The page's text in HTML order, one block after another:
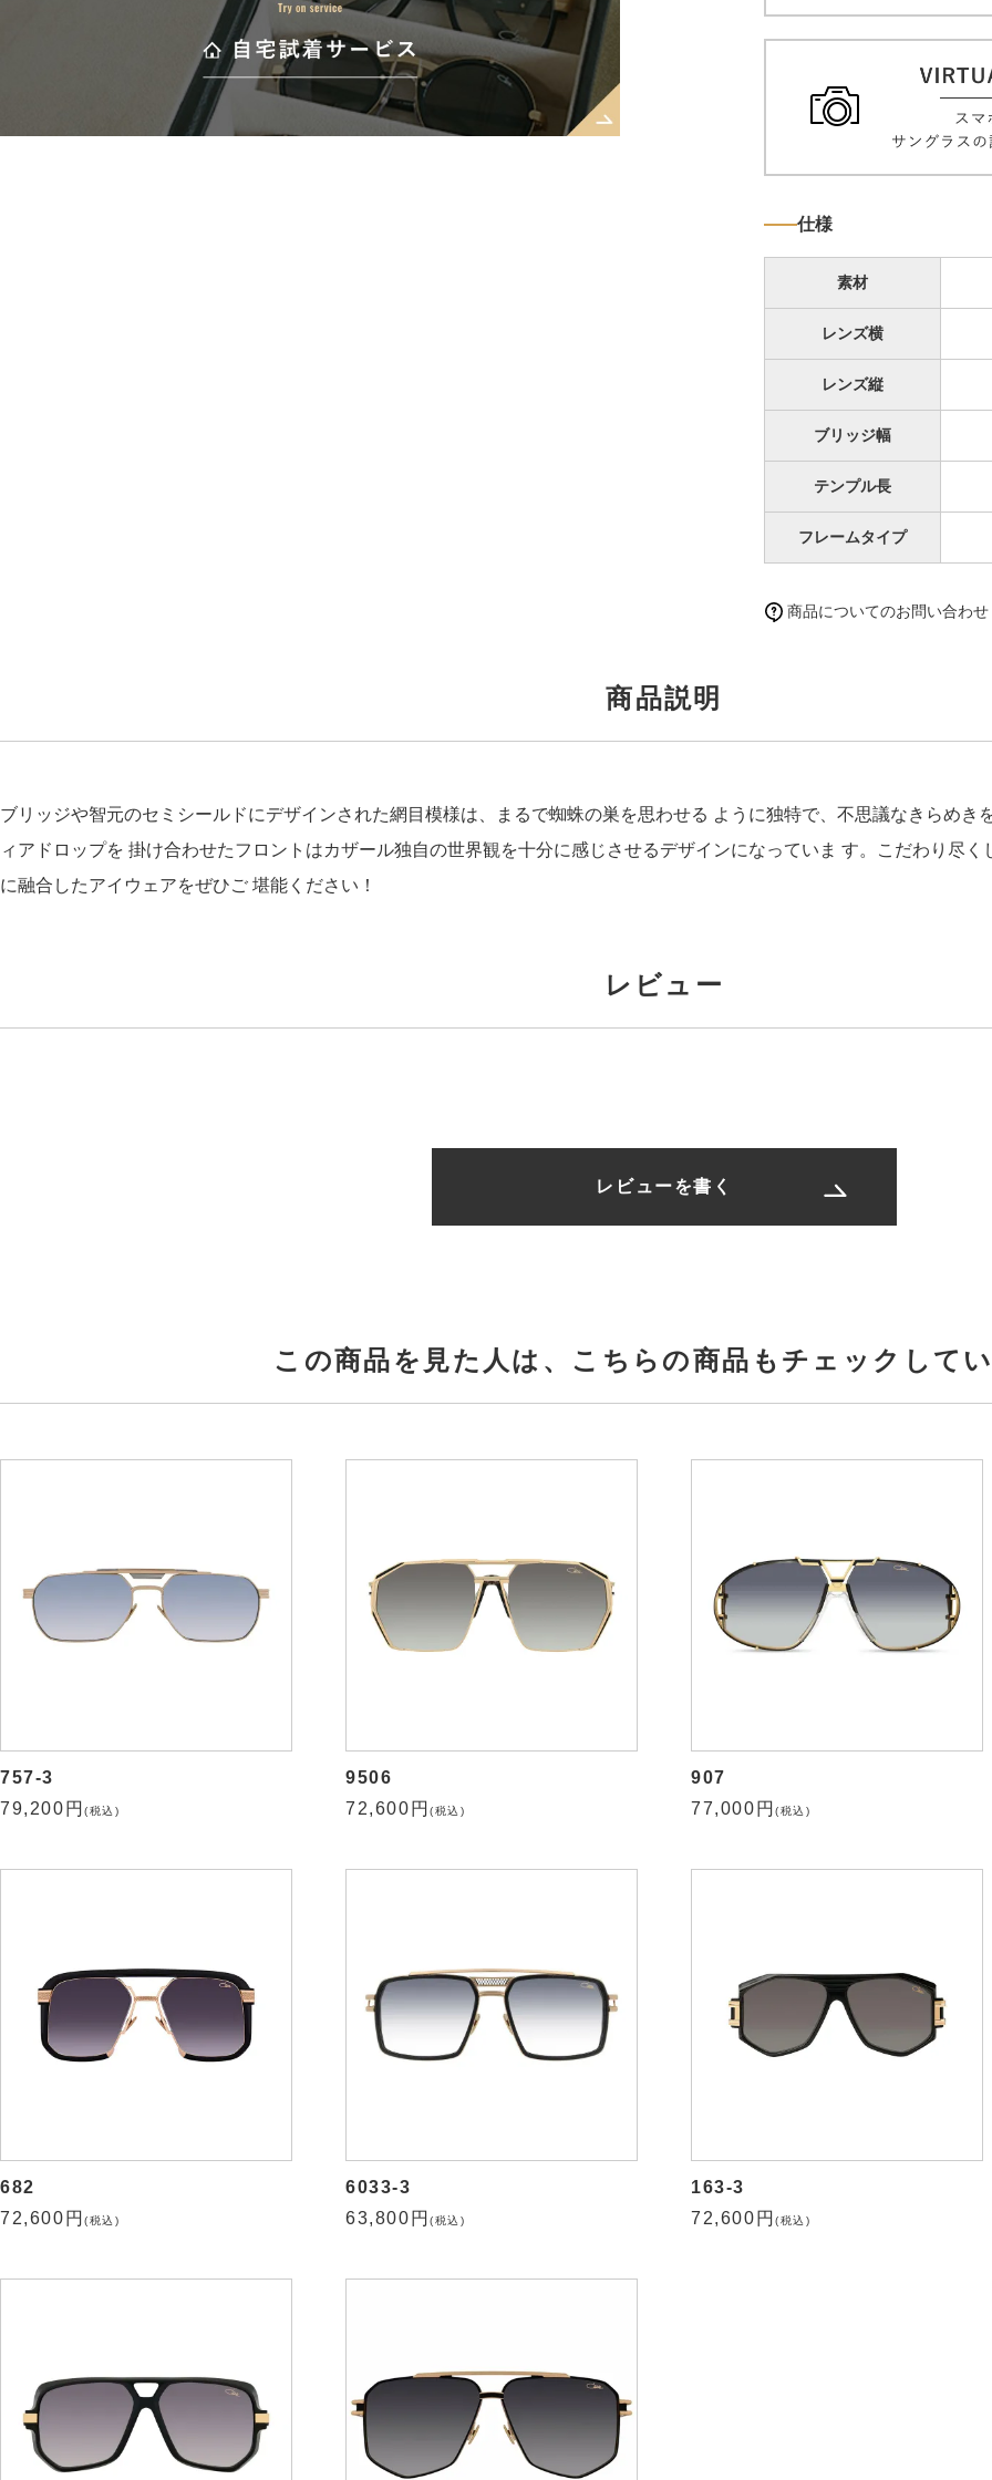
仕様
素材
レンズ横
レンズ縦
ブリッジ幅
テンプル長
フレームタイプ
商品についてのお問い合わせ
商品説明
ブリッジや智元のセミシールドにデザインされた網目模様は、まるで蜘蛛の巣を思わせる ように独特で、不思議なきらめき
ィアドロップを 掛け合わせたフロントはカザール独自の世界観を十分に感じさせるデザインになっていま す。こだわり尽
に融合したアイウェアをぜひご 堪能ください！
レビュー
レビューを書く
この商品を見た人は、 こちらの商品もチェックして
757-3
79,200円(税込)
9506
72,600円(税込)
907
77,000円(税込)
682
72,600円(税込)
6033-3
63,800円(税込)
163-3
72,600円(税込)